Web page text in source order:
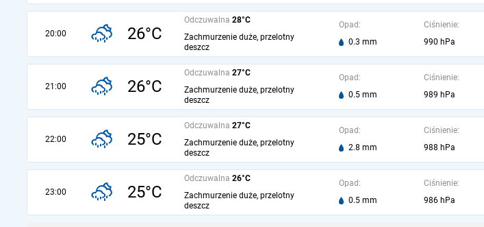
20:00 26°C
Odczuwalna 28°C
Zachmurzenie duże, przelotny
deszcz
Opad:
0.3 mm
Ciśnienie:
990 hPa
21:00 26°C
Odczuwalna 27°C
Zachmurzenie duże, przelotny
deszcz
Opad:
0.5 mm
Ciśnienie:
989 hPa
22:00 25°C
Odczuwalna 27°C
Zachmurzenie duże, przelotny
deszcz
Opad:
2.8 mm
Ciśnienie:
988 hPa
23:00 25°C
Odczuwalna 26°C
Zachmurzenie duże, przelotny
deszcz
Opad:
0.5 mm
Ciśnienie:
986 hPa